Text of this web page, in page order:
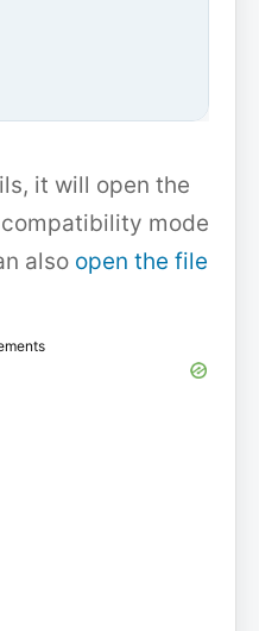
it will open the
mode
also open the file